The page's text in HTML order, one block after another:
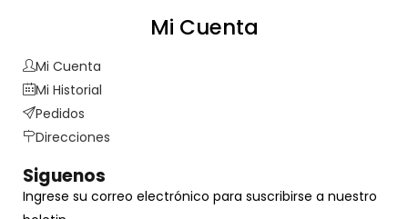
Mi Cuenta
Mi Cuenta
Mi Historial
Pedidos
Direcciones
Siguenos
Ingrese su correo electrónico para suscribirse a nuestro